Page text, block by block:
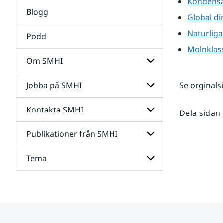
Forskning
Blogg
Podd
Om SMHI
Undersidor
för
Om
SMHI
Jobba på SMHI
Undersidor
för
Jobba
på
SMHI
Kontakta SMHI
Undersidor
för
Kontakta
SMHI
Publikationer från SMHI
Undersidor
för
Tema
Global
Se
Dela sidan